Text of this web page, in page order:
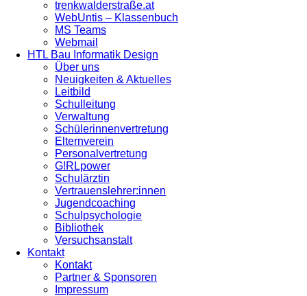
trenkwalderstraße.at
WebUntis – Klassenbuch
MS Teams
Webmail
HTL Bau Informatik Design
Über uns
Neuigkeiten & Aktuelles
Leitbild
Schulleitung
Verwaltung
Schülerinnenvertretung
Elternverein
Personalvertretung
G!RLpower
Schulärztin
Vertrauenslehrer:innen
Jugendcoaching
Schulpsychologie
Bibliothek
Versuchsanstalt
Kontakt
Kontakt
Partner & Sponsoren
Impressum